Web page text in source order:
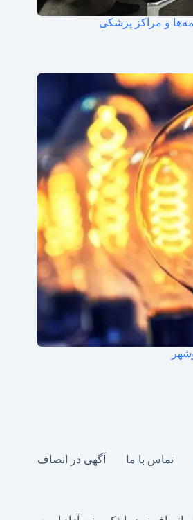
و مراکز پزشکی
تماس با ما
آگهی در انصاف